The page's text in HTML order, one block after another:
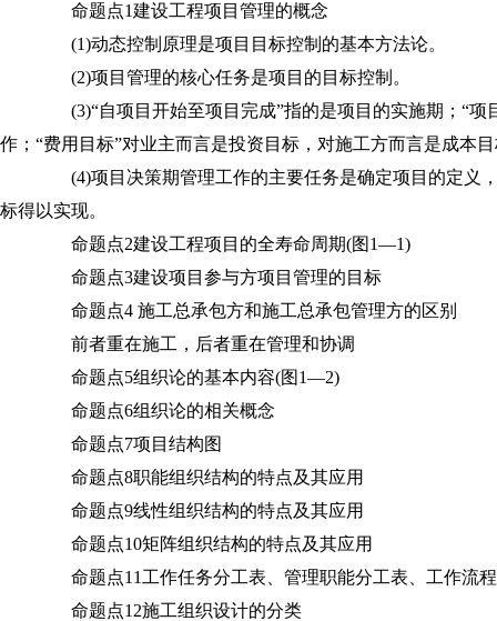
命题点1建设工程项目管理的概念
(1)动态控制原理是项目目标控制的基本方法论。
(2)项目管理的核心任务是项目的目标控制。
(3)“自项目开始至项目完成”指的是项目的实施期；“项
作；“费用目标”对业主而言是投资目标，对施工方而言是成本
(4)项目决策期管理工作的主要任务是确定项目的定义
标得以实现。
命题点2建设工程项目的全寿命周期(图1—1)
命题点3建设项目参与方项目管理的目标
命题点4 施工总承包方和施工总承包管理方的区别
前者重在施工，后者重在管理和协调
命题点5组织论的基本内容(图1—2)
命题点6组织论的相关概念
命题点7项目结构图
命题点8职能组织结构的特点及其应用
命题点9线性组织结构的特点及其应用
命题点10矩阵组织结构的特点及其应用
命题点11工作任务分工表、管理职能分工表、工作流
命题点12施工组织设计的分类